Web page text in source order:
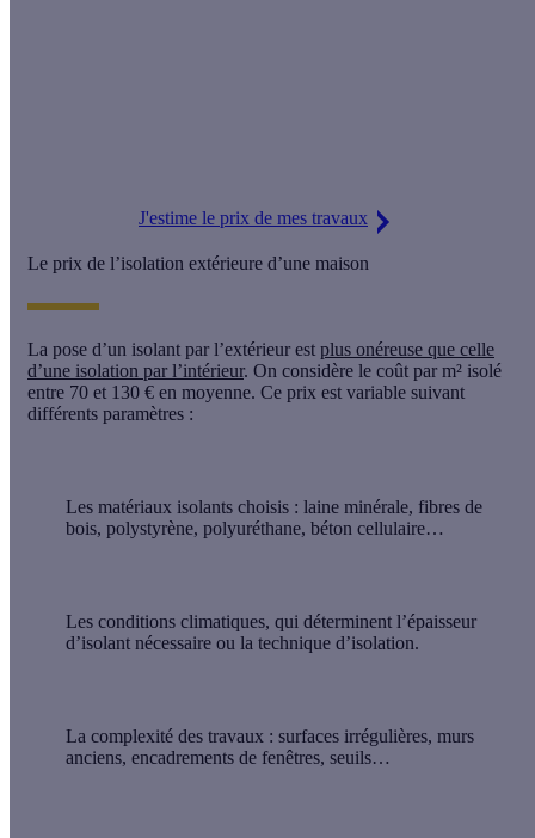
J'estime le prix de mes travaux
Le prix de l’isolation extérieure d’une maison
La pose d’un isolant par l’extérieur est plus onéreuse que celle
d’une isolation par l’intérieur. On considère le coût par m² isolé
entre 70 et 130 € en moyenne. Ce prix est variable suivant
différents paramètres :
Les matériaux isolants choisis : laine minérale, fibres de
bois, polystyrène, polyuréthane, béton cellulaire…
Les conditions climatiques, qui déterminent l’épaisseur
d’isolant nécessaire ou la technique d’isolation.
La complexité des travaux : surfaces irrégulières, murs
anciens, encadrements de fenêtres, seuils…